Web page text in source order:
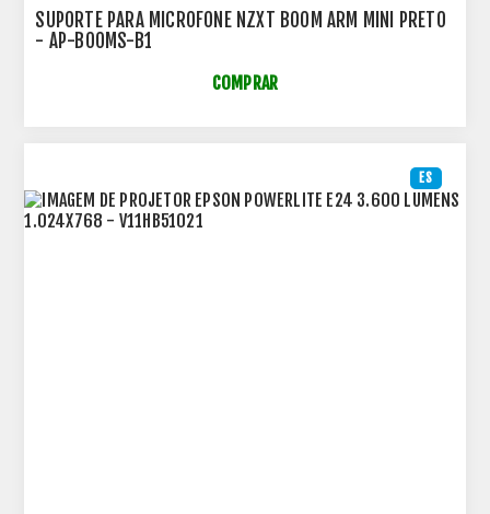
SUPORTE PARA MICROFONE NZXT BOOM ARM MINI PRETO
- AP-BOOMS-B1
COMPRAR
ES